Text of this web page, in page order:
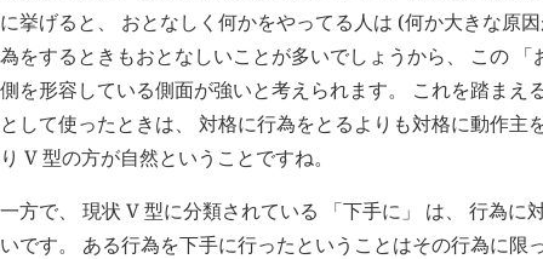
に挙げると、 おとなしく何かをやってる人は (何か大きな原
為をするときもおとなしいことが多いでしょうから、 この
側を形容している側面が強いと考えられます。 これを踏まえ
として使ったときは、 対格に行為をとるよりも対格に動作主
り V 型の方が自然ということですね。
一方で、 現状 V 型に分類されている 「下手に」 は、 行為に
いです。 ある行為を下手に行ったということはその行為に限